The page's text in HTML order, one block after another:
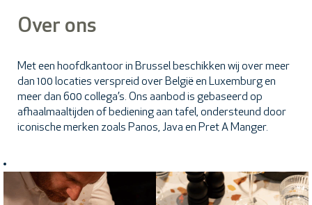
Over ons
Met een hoofdkantoor in Brussel beschikken wij over meer
dan 100 locaties verspreid over België en Luxemburg en
meer dan 600 collega’s. Ons aanbod is gebaseerd op
afhaalmaaltijden of bediening aan tafel, ondersteund door
iconische merken zoals Panos, Java en Pret A Manger.